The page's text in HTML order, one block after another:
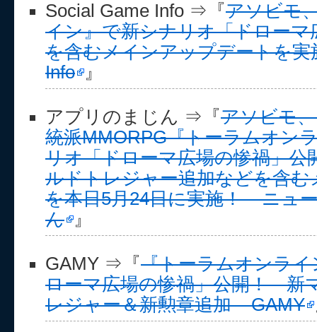
Social Game Info ⇒『アソビモ
イン』で新シナリオ「ドローマ
を含むメインアップデートを実
Info
』
アプリのまじん ⇒『アソビモ
統派MMORPG『トーラムオン
リオ「ドローマ広場の惨禍」公
ルドトレジャー追加などを含
を本日5月24日に実施！ – ニュ
ん
』
GAMY ⇒『『トーラムオンラ
ローマ広場の惨禍」公開！ 新
レジャー＆新勲章追加 – GAMY